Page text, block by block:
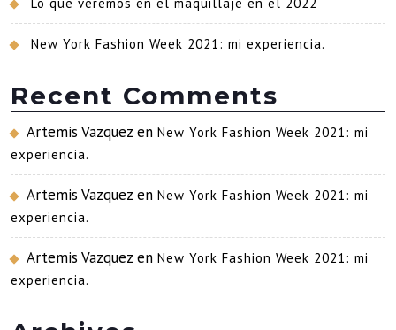
New York Fashion Week 2021: mi experiencia.
Recent Comments
Artemis Vazquez en New York Fashion Week 2021: mi
experiencia.
Artemis Vazquez en New York Fashion Week 2021: mi
experiencia.
Artemis Vazquez en New York Fashion Week 2021: mi
experiencia.